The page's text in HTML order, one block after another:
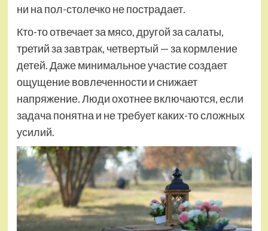
ни на пол-столечко не пострадает.
Кто-то отвечает за мясо, другой за салаты,
третий за завтрак, четвертый — за кормление
детей. Даже минимальное участие создает
ощущение вовлеченности и снижает
напряжение. Люди охотнее включаются, если
задача понятна и не требует каких-то сложных
усилий.